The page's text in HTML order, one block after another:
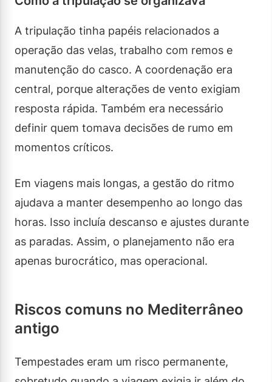
A tripulação tinha papéis relacionados a
operação das velas, trabalho com remos e
manutenção do casco. A coordenação era
central, porque alterações de vento exigiam
resposta rápida. Também era necessário
definir quem tomava decisões de rumo em
momentos críticos.
Em viagens mais longas, a gestão do ritmo
ajudava a manter desempenho ao longo das
horas. Isso incluía descanso e ajustes durante
as paradas. Assim, o planejamento não era
apenas burocrático, mas operacional.
Riscos comuns no Mediterrâneo
antigo
Tempestades eram um risco permanente,